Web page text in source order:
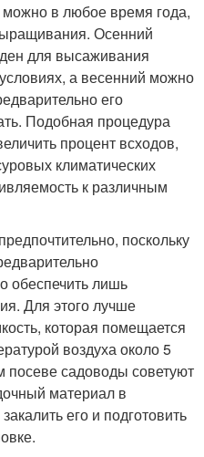
в любое время года,
Осенний
для высаживания
а весенний можно
его
Подобная процедура
процент всходов,
климатических
к различным
поскольку
обеспечить лишь
Для этого лучше
которая помещается
воздуха около 5
посеве садоводы советуют
материал в
его и подготовить